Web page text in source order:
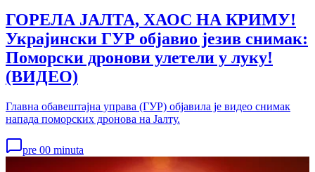
ГОРЕЛА ЈАЛТА, ХАОС НА КРИМУ!
Украјински ГУР објавио језив снимак:
Поморски дронови улетели у луку!
(ВИДЕО)
Главна обавештајна управа (ГУР) објавила је видео снимак
напада поморских дронова на Јалту.
pre 00 minuta